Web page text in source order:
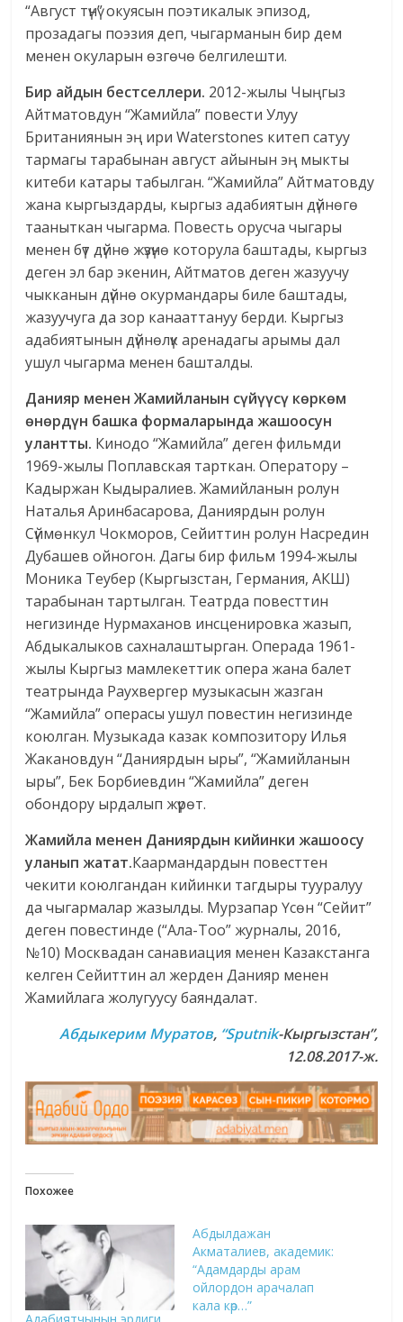
“Август түнү” окуясын поэтикалык эпизод,
прозадагы поэзия деп, чыгарманын бир дем
менен окуларын өзгөчө белгилешти.
Бир айдын бестселлери. 2012-жылы Чыңгыз
Айтматовдун “Жамийла” повести Улуу
Британиянын эң ири Waterstones китеп сатуу
тармагы тарабынан август айынын эң мыкты
китеби катары табылган. “Жамийла” Айтматовду
жана кыргыздарды, кыргыз адабиятын дүйнөгө
тааныткан чыгарма. Повесть орусча чыгары
менен бүт дүйнө жүзүнө которула баштады, кыргыз
деген эл бар экенин, Айтматов деген жазуучу
чыкканын дүйнө окурмандары биле баштады,
жазуучуга да зор канааттануу берди. Кыргыз
адабиятынын дүйнөлүк аренадагы арымы дал
ушул чыгарма менен башталды.
Данияр менен Жамийланын сүйүүсү көркөм
өнөрдүн башка формаларында жашоосун
улантты. Кинодо “Жамийла” деген фильмди
1969-жылы Поплавская тарткан. Оператору –
Кадыржан Кыдыралиев. Жамийланын ролун
Наталья Аринбасарова, Даниярдын ролун
Сүймөнкул Чокморов, Сейиттин ролун Насредин
Дубашев ойногон. Дагы бир фильм 1994-жылы
Моника Теубер (Кыргызстан, Германия, АКШ)
тарабынан тартылган. Театрда повесттин
негизинде Нурмаханов инсценировка жазып,
Абдыкалыков сахналаштырган. Операда 1961-
жылы Кыргыз мамлекеттик опера жана балет
театрында Раухвергер музыкасын жазган
“Жамийла” операсы ушул повестин негизинде
коюлган. Музыкада казак композитору Илья
Жакановдун “Даниярдын ыры”, “Жамийланын
ыры”, Бек Борбиевдин “Жамийла” деген
обондору ырдалып жүрөт.
Жамийла менен Даниярдын кийинки жашоосу
уланып жатат.Каармандардын повесттен
чекити коюлгандан кийинки тагдыры тууралуу
да чыгармалар жазылды. Мурзапар Үсөн “Сейит”
деген повестинде (“Ала-Тоо” журналы, 2016,
№10) Москвадан санавиация менен Казакстанга
келген Сейиттин ал жерден Данияр менен
Жамийлага жолугуусу баяндалат.
Абдыкерим Муратов, “Sputnik-Кыргызстан”,
12.08.2017-ж.
Похожее
Адабиятчынын эрдиги
Абдылдажан
Акматалиев, академик:
“Адамдарды арам
ойлордон арачалап
кала көр…”